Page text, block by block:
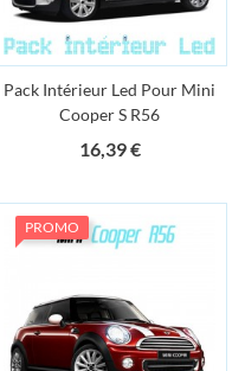
Pack Intérieur Led Pour Mini
Cooper S R56
16,39 €Prix
PROMO